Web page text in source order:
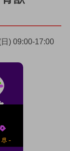
) 09:00-17:00